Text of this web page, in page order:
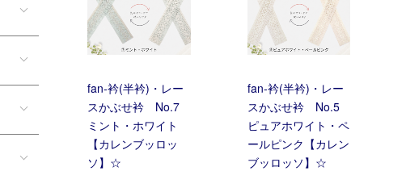
fan-衿(半衿)・レー
スかぶせ衿 No.7
ミント・ホワイト
【カレンブッロッ
ソ】☆
fan-衿(半衿)・レー
スかぶせ衿 No.5
ピュアホワイト・ペ
ールピンク【カレン
ブッロッソ】☆